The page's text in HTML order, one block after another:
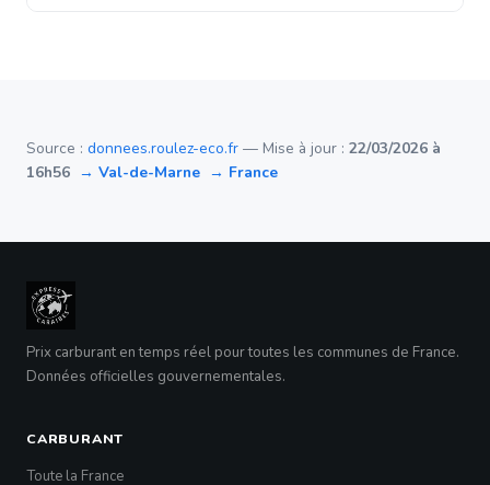
Source : donnees.roulez-eco.fr — Mise à jour : 22/03/2026 à
16h56 → Val-de-Marne → France
Prix carburant en temps réel pour toutes les communes de France.
Données officielles gouvernementales.
CARBURANT
Toute la France